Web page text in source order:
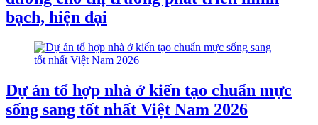
bạch, hiện đại
Dự án tổ hợp nhà ở kiến tạo chuẩn mực
sống sang tốt nhất Việt Nam 2026